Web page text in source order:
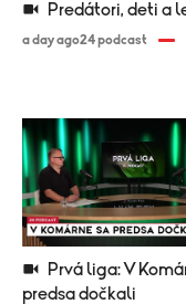
Predátori, deti a
a day ago24 podcast
predsa dočkali